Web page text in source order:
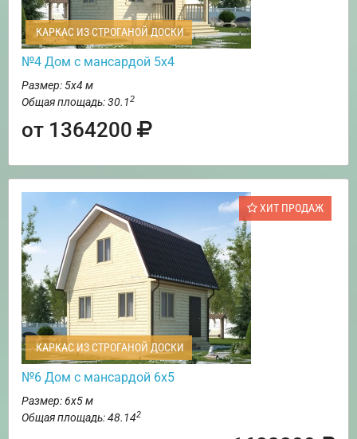
КАРКАС ИЗ СТРОГАНОЙ ДОСКИ
№4 Дом с мансардой 5х4
Размер: 5х4 м
Общая площадь: 30.12
от 1364200
ХИТ ПРОДАЖ
КАРКАС ИЗ СТРОГАНОЙ ДОСКИ
№6 Дом с мансардой 6х5
Размер: 6х5 м
Общая площадь: 48.142